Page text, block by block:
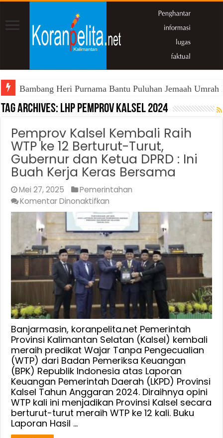
Bambang Heri Purnama Bantu Puluhan Jemaah
Tag Archives: LHP Pemprov Kalsel 2024
Pemprov Kalsel Kembali Raih
WTP ke 12 Berturut-Turut,
Gubernur dan Ketua DPRD : Ini
Buah Kerja Keras Bersama
Mei 27, 2025
Pemerintahan
Komentar Dinonaktifkan
Pemprov
Kalsel
Kembali
Raih
WTP
ke
12
Berturut-
Turut,
Gubernur
dan
Ketua
DPRD
:
Ini
Buah
Kerja
Keras
Bersama
Banjarmasin, koranpelita.net Pemerintah
Provinsi Kalimantan Selatan (Kalsel) kembali
meraih predikat Wajar Tanpa Pengecualian
(WTP) dari Badan Pemeriksa Keuangan
(BPK) Republik Indonesia atas Laporan
Keuangan Pemerintah Daerah (LKPD) Provinsi
Kalsel Tahun Anggaran 2024. Diraihnya opini
WTP kali ini menjadikan Provinsi Kalsel secara
berturut-turut meraih WTP ke 12 kali. Buku
Laporan Hasil …